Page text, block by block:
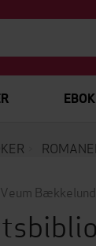
Veum Bækkelund